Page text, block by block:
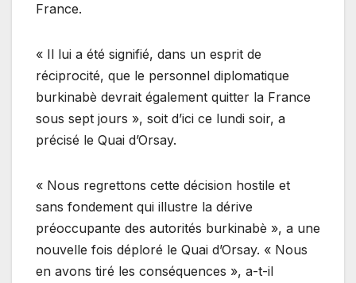
France.
« Il lui a été signifié, dans un esprit de
réciprocité, que le personnel diplomatique
burkinabè devrait également quitter la France
sous sept jours », soit d’ici ce lundi soir, a
précisé le Quai d’Orsay.
« Nous regrettons cette décision hostile et
sans fondement qui illustre la dérive
préoccupante des autorités burkinabè », a une
nouvelle fois déploré le Quai d’Orsay. « Nous
en avons tiré les conséquences », a-t-il